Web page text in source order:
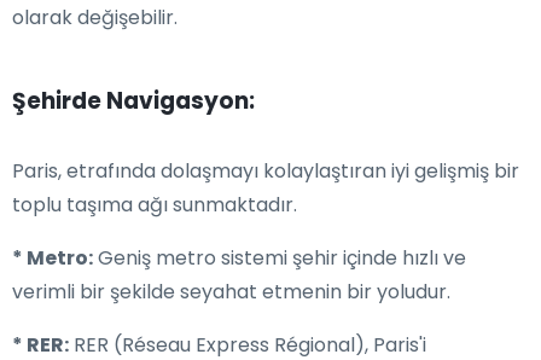
olarak değişebilir.
Şehirde Navigasyon:
Paris, etrafında dolaşmayı kolaylaştıran iyi gelişmiş bir
toplu taşıma ağı sunmaktadır.
* Metro:Geniş metro sistemi şehir içinde hızlı ve
verimli bir şekilde seyahat etmenin bir yoludur.
* RER: RER (Réseau Express Régional), Paris'i